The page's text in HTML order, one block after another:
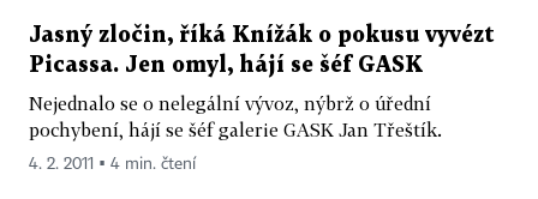
Jasný zločin, říká Knížák o pokusu vyvézt
Picassa. Jen omyl, hájí se šéf GASK
Nejednalo se o nelegální vývoz, nýbrž o úřední
pochybení, hájí se šéf galerie GASK Jan Třeštík.
4. 2. 2011 ▪ 4 min. čtení